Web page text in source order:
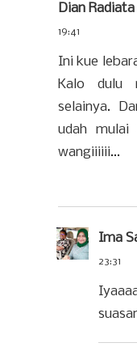
Dian Radiata
19:41
Ini kue
Kalo dulu
selainya.
udah mulai
wangiiiiii...
Ima
23:31